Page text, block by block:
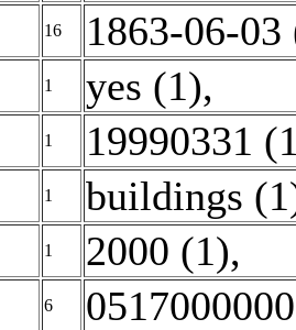
16 1863-06-03
1 yes (1),
1 19990331
1 buildings
1 2000 (1),
6